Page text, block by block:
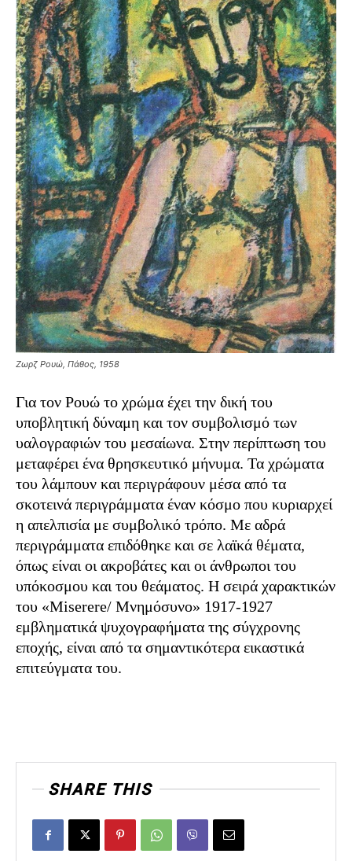
Ζωρζ Ρουώ, Πάθος, 1958
Για τον Ρουώ το χρώμα έχει την δική του
υποβλητική δύναμη και τον συμβολισμό των
υαλογραφιών του μεσαίωνα. Στην περίπτωση του
μεταφέρει ένα θρησκευτικό μήνυμα. Τα χρώματα
του λάμπουν και περιγράφουν μέσα από τα
σκοτεινά περιγράμματα έναν κόσμο που κυριαρχεί
η απελπισία με συμβολικό τρόπο. Με αδρά
περιγράμματα επιδόθηκε και σε λαϊκά θέματα,
όπως είναι οι ακροβάτες και οι άνθρωποι του
υπόκοσμου και του θεάματος. Η σειρά χαρακτικών
του «Miserere/ Μνημόσυνο» 1917-1927
εμβληματικά ψυχογραφήματα της σύγχρονης
εποχής, είναι από τα σημαντικότερα εικαστικά
επιτεύγματα του.
SHARE THIS